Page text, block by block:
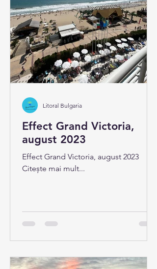
Effect Grand Victoria,
august 2023
Effect Grand Victoria, august 2023
Citește mai mult...
Litoral Bulgaria